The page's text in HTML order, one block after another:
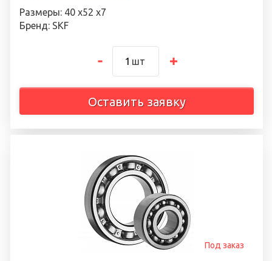
Размеры: 40 х52 х7
Бренд: SKF
шт
Оставить заявку
Под заказ